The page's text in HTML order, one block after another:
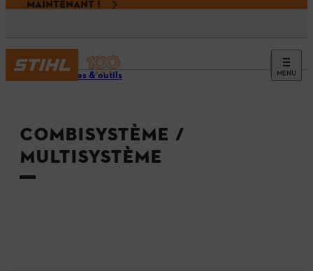
MAINTENANT !
MENU
Machines & outils
COMBISYSTÈME /
MULTISYSTÈME